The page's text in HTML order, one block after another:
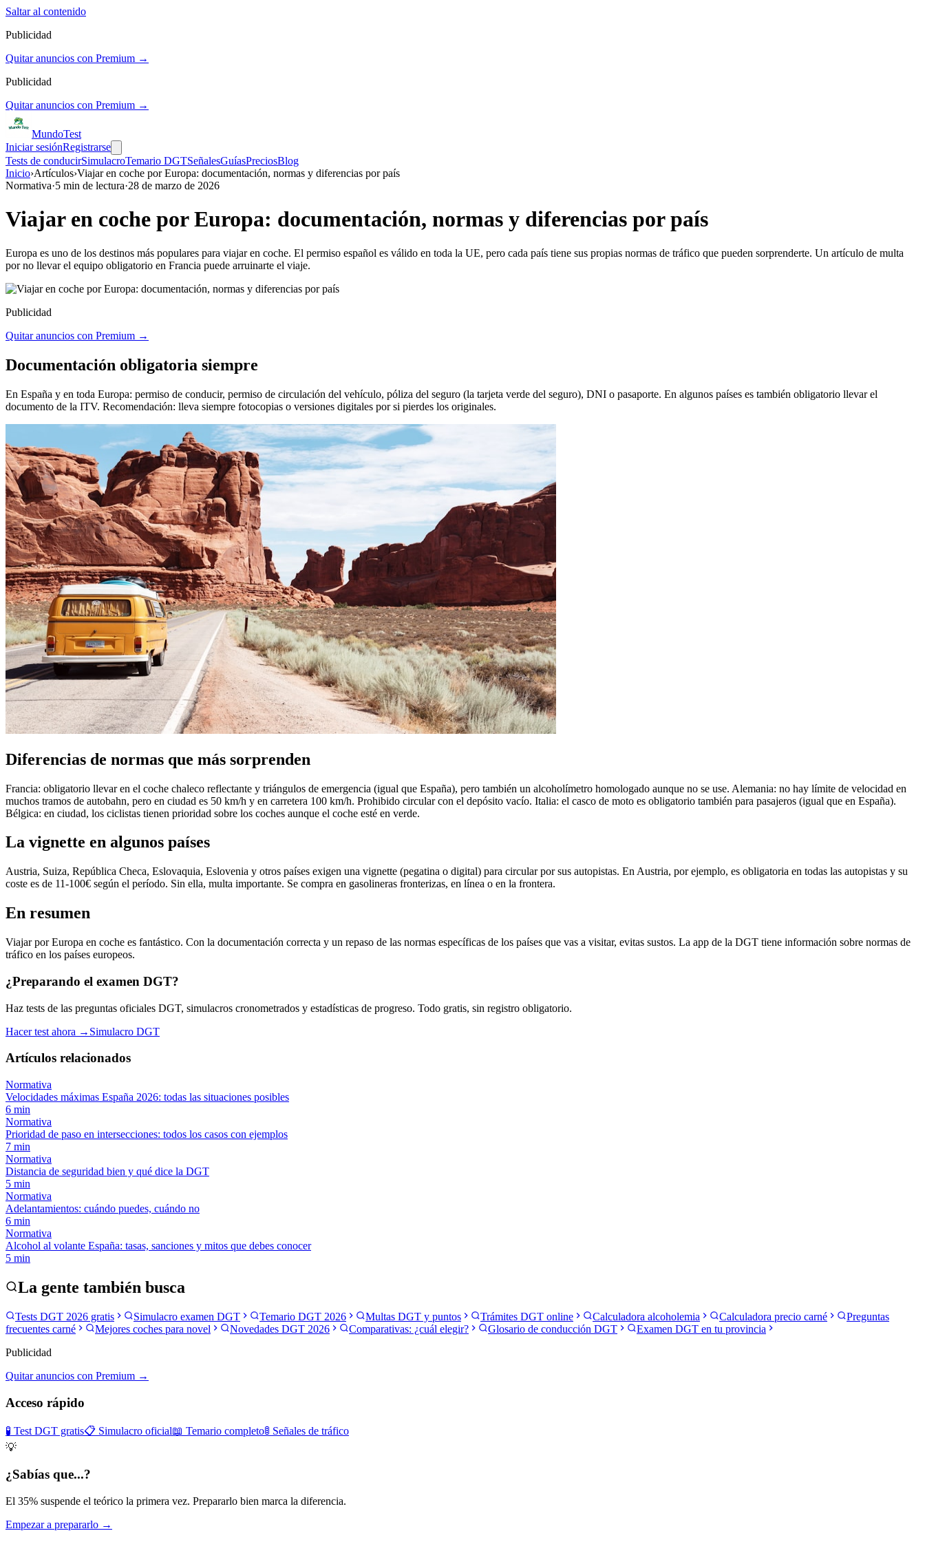
Saltar al contenido
Publicidad
Quitar anuncios con Premium →
Publicidad
Quitar anuncios con Premium →
MundoTest
Iniciar sesiónRegistrarse
Tests de conducirSimulacroTemario DGTSeñalesGuíasPreciosBlog
Inicio›Artículos›Viajar en coche por Europa: documentación, normas y diferencias por país
Normativa·5 min de lectura·28 de marzo de 2026
Viajar en coche por Europa: documentación, normas y diferencias por país
Europa es uno de los destinos más populares para viajar en coche. El permiso español es válido en toda la UE, pero cada país tiene sus propias normas de tráfico que pueden sorprenderte. Un artículo de multa
por no llevar el equipo obligatorio en Francia puede arruinarte el viaje.
Publicidad
Quitar anuncios con Premium →
Documentación obligatoria siempre
En España y en toda Europa: permiso de conducir, permiso de circulación del vehículo, póliza del seguro (la tarjeta verde del seguro), DNI o pasaporte. En algunos países es también obligatorio llevar el
documento de la ITV. Recomendación: lleva siempre fotocopias o versiones digitales por si pierdes los originales.
Diferencias de normas que más sorprenden
Francia: obligatorio llevar en el coche chaleco reflectante y triángulos de emergencia (igual que España), pero también un alcoholímetro homologado aunque no se use. Alemania: no hay límite de velocidad en
muchos tramos de autobahn, pero en ciudad es 50 km/h y en carretera 100 km/h. Prohibido circular con el depósito vacío. Italia: el casco de moto es obligatorio también para pasajeros (igual que en España).
Bélgica: en ciudad, los ciclistas tienen prioridad sobre los coches aunque el coche esté en verde.
La vignette en algunos países
Austria, Suiza, República Checa, Eslovaquia, Eslovenia y otros países exigen una vignette (pegatina o digital) para circular por sus autopistas. En Austria, por ejemplo, es obligatoria en todas las autopistas y su
coste es de 11-100€ según el período. Sin ella, multa importante. Se compra en gasolineras fronterizas, en línea o en la frontera.
En resumen
Viajar por Europa en coche es fantástico. Con la documentación correcta y un repaso de las normas específicas de los países que vas a visitar, evitas sustos. La app de la DGT tiene información sobre normas de
tráfico en los países europeos.
¿Preparando el examen DGT?
Haz tests de las preguntas oficiales DGT, simulacros cronometrados y estadísticas de progreso. Todo gratis, sin registro obligatorio.
Hacer test ahora → Simulacro DGT
Artículos relacionados
Normativa
Velocidades máximas España 2026: todas las situaciones posibles
6 min
Normativa
Prioridad de paso en intersecciones: todos los casos con ejemplos
7 min
Normativa
Distancia de seguridad bien y qué dice la DGT
5 min
Normativa
Adelantamientos: cuándo puedes, cuándo no
6 min
Normativa
Alcohol al volante España: tasas, sanciones y mitos que debes conocer
5 min
La gente también busca
Tests DGT 2026 gratis Simulacro examen DGT Temario DGT 2026 Multas DGT y puntos Trámites DGT online Calculadora alcoholemia Calculadora precio carné
Preguntas
frecuentes carné
Mejores coches para novel Novedades DGT 2026 Comparativas: ¿cuál elegir? Glosario de conducción DGT
Examen DGT en tu provincia
Publicidad
Quitar anuncios con Premium →
Acceso rápido
🧪 Test DGT gratis📋 Simulacro oficial📖 Temario completo🚦 Señales de tráfico
💡
¿Sabías que...?
El 35% suspende el teórico la primera vez. Prepararlo bien marca la diferencia.
Empezar a prepararlo →